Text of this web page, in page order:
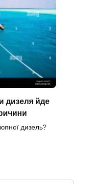
дизеля йде
дизель?